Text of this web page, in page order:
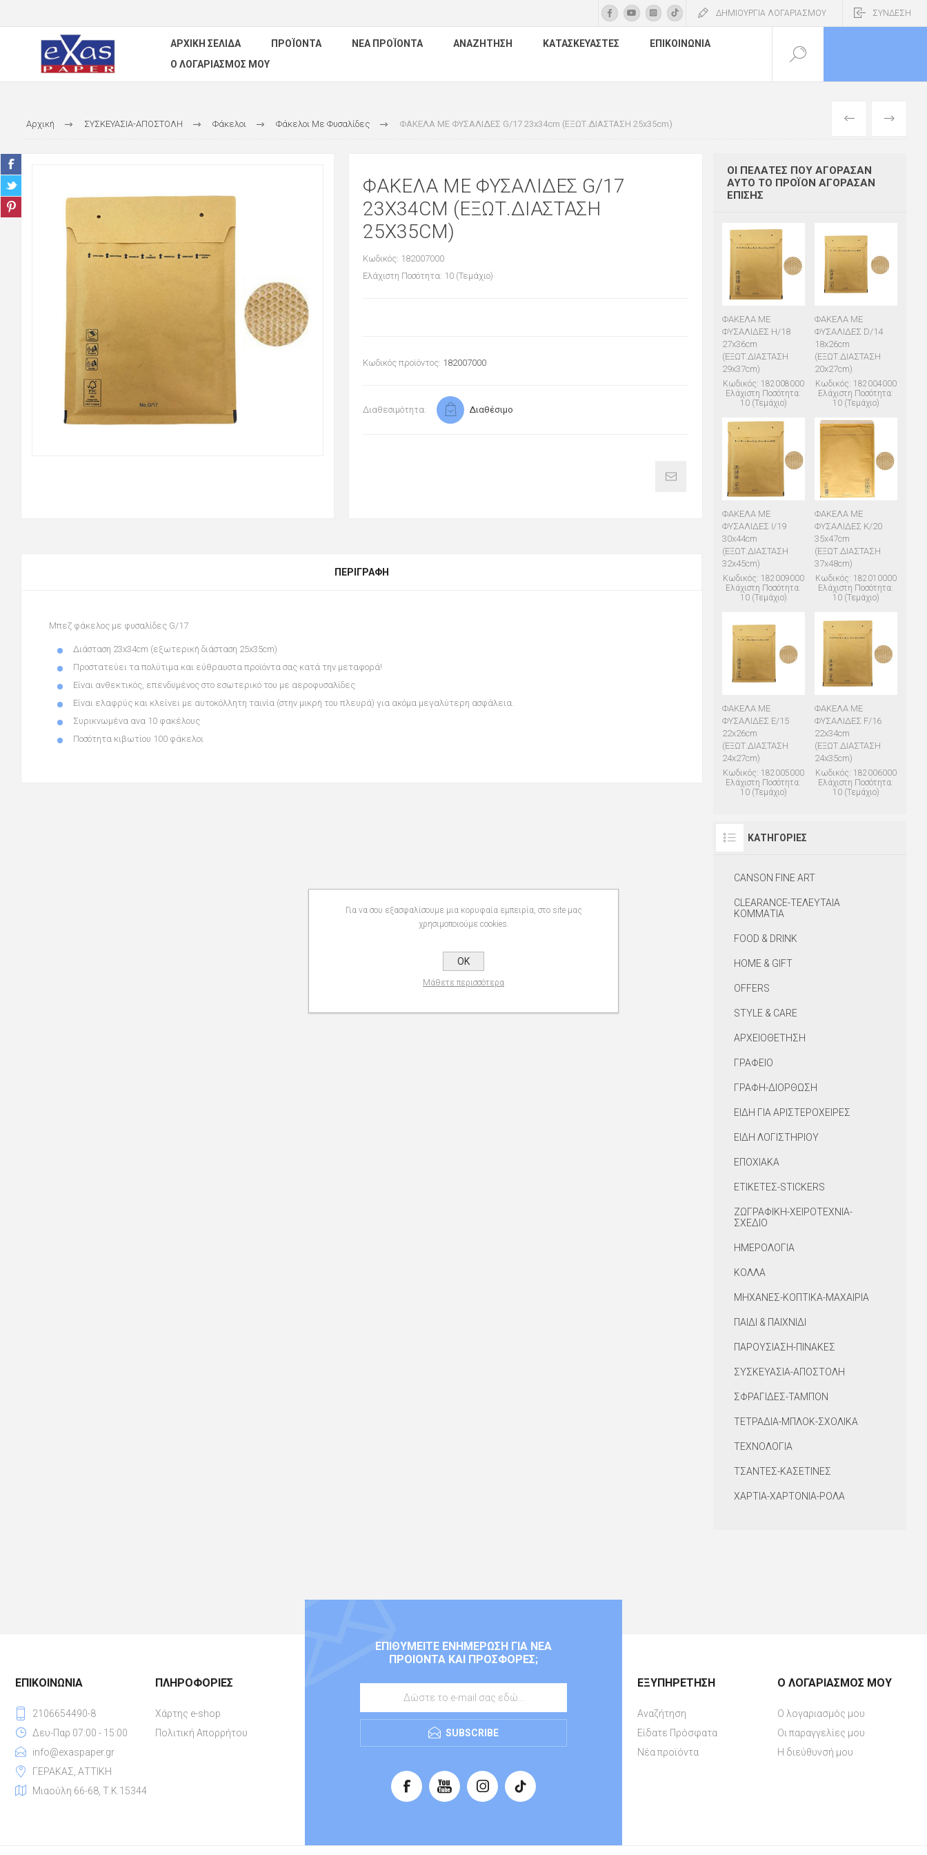
ΔΗΜΙΟΥΡΓΙΑ ΛΟΓΑΡΙΑΣΜΟΥ ΣΥΝΔΕΣΗ
ΑΡΧΙΚΉ ΣΕΛΊΔΑ ΠΡΟΪΌΝΤΑ ΝΈΑ ΠΡΟΪΌΝΤΑ ΑΝΑΖΉΤΗΣΗ ΚΑΤΑΣΚΕΥΑΣΤΈΣ
ΕΠΙΚΟΙΝΩΝΊΑ
Ο ΛΟΓΑΡΙΑΣΜΌΣ ΜΟΥ
Αρχική ΣΥΣΚΕΥΑΣΙΑ-ΑΠΟΣΤΟΛΗ Φάκελοι Φάκελοι Με Φυσαλίδες ΦΑΚΕΛΑ ΜΕ ΦΥΣΑΛΙΔΕΣ G/17 23x34cm (ΕΞΩΤ.ΔΙΑΣΤΑΣΗ 25x35cm) ΕΠΌΜΕΝΟ
ΦΑΚΕΛΑ ΜΕ ΦΥΣΑΛΙΔΕΣ G/17
23X34CM (ΕΞΩΤ.ΔΙΑΣΤΑΣΗ
25X35CM)
Κωδικός: 182007000
Ελάχιστη Ποσότητα: 10 (Τεμάχιο)
Κωδικός προϊόντος: 182007000
Διαθεσιμότητα: Διαθέσιμο
ΠΕΡΙΓΡΑΦΉ
Μπεζ φάκελος με φυσαλίδες G/17
Διάσταση 23x34cm (εξωτερική διάσταση 25x35cm)
Προστατεύει τα πολύτιμα και εύθραυστα προϊόντα σας κατά την μεταφορά!
Είναι ανθεκτικός, επενδυμένος στο εσωτερικό του με αεροφυσαλίδες
Είναι ελαφρύς και κλείνει με αυτοκόλλητη ταινία (στην μικρή του πλευρά) για ακόμα μεγαλύτερη ασφάλεια.
Συρικνωμένα ανα 10 φακέλους
Ποσότητα κιβωτίου 100 φάκελοι
ΟΙ ΠΕΛΆΤΕΣ ΠΟΥ ΑΓΌΡΑΣΑΝ
ΑΥΤΌ ΤΟ ΠΡΟΪΌΝ ΑΓΌΡΑΣΑΝ
ΕΠΊΣΗΣ
ΦΑΚΕΛΑ ΜΕ
ΦΥΣΑΛΙΔΕΣ H/18
27x36cm
(ΕΞΩΤ.ΔΙΑΣΤΑΣΗ
29x37cm)
Κωδικός: 182008000
Ελάχιστη Ποσότητα:
10 (Τεμάχιο)
ΦΑΚΕΛΑ ΜΕ
ΦΥΣΑΛΙΔΕΣ D/14
18x26cm
(ΕΞΩΤ.ΔΙΑΣΤΑΣΗ
20x27cm)
Κωδικός: 182004000
Ελάχιστη Ποσότητα:
10 (Τεμάχιο)
ΦΑΚΕΛΑ ΜΕ
ΦΥΣΑΛΙΔΕΣ I/19
30x44cm
(ΕΞΩΤ.ΔΙΑΣΤΑΣΗ
32x45cm)
Κωδικός: 182009000
Ελάχιστη Ποσότητα:
10 (Τεμάχιο)
ΦΑΚΕΛΑ ΜΕ
ΦΥΣΑΛΙΔΕΣ K/20
35x47cm
(ΕΞΩΤ.ΔΙΑΣΤΑΣΗ
37x48cm)
Κωδικός: 182010000
Ελάχιστη Ποσότητα:
10 (Τεμάχιο)
ΦΑΚΕΛΑ ΜΕ
ΦΥΣΑΛΙΔΕΣ E/15
22x26cm
(ΕΞΩΤ.ΔΙΑΣΤΑΣΗ
24x27cm)
Κωδικός: 182005000
Ελάχιστη Ποσότητα:
10 (Τεμάχιο)
ΦΑΚΕΛΑ ΜΕ
ΦΥΣΑΛΙΔΕΣ F/16
22x34cm
(ΕΞΩΤ.ΔΙΑΣΤΑΣΗ
24x35cm)
Κωδικός: 182006000
Ελάχιστη Ποσότητα:
10 (Τεμάχιο)
ΚΑΤΗΓΟΡΊΕΣ
CANSON FINE ART
CLEARANCE-ΤΕΛΕΥΤΑΙΑ
ΚΟΜΜΑΤΙΑ
FOOD & DRINK
HOME & GIFT
OFFERS
STYLE & CARE
ΑΡΧΕΙΟΘΕΤΗΣΗ
ΓΡΑΦΕΙΟ
ΓΡΑΦΗ-ΔΙΟΡΘΩΣΗ
ΕΙΔΗ ΓΙΑ ΑΡΙΣΤΕΡΟΧΕΙΡΕΣ
ΕΙΔΗ ΛΟΓΙΣΤΗΡΙΟΥ
ΕΠΟΧΙΑΚΑ
ΕΤΙΚΕΤΕΣ-STICKERS
ΖΩΓΡΑΦΙΚΗ-ΧΕΙΡΟΤΕΧΝΙΑ-
ΣΧΕΔΙΟ
ΗΜΕΡΟΛΟΓΙΑ
ΚΟΛΛΑ
ΜΗΧΑΝΕΣ-ΚΟΠΤΙΚΑ-ΜΑΧΑΙΡΙΑ
ΠΑΙΔΙ & ΠΑΙΧΝΙΔΙ
ΠΑΡΟΥΣΙΑΣΗ-ΠΙΝΑΚΕΣ
ΣΥΣΚΕΥΑΣΙΑ-ΑΠΟΣΤΟΛΗ
ΣΦΡΑΓΙΔΕΣ-ΤΑΜΠΟΝ
ΤΕΤΡΑΔΙΑ-ΜΠΛΟΚ-ΣΧΟΛΙΚΑ
ΤΕΧΝΟΛΟΓΙΑ
ΤΣΑΝΤΕΣ-ΚΑΣΕΤΙΝΕΣ
ΧΑΡΤΙΑ-ΧΑΡΤΟΝΙΑ-ΡΟΛΑ
ΕΠΙΘΥΜΕΊΤΕ ΕΝΗΜΈΡΩΣΗ ΓΙΑ ΝΈΑ
ΠΡΟΙΌΝΤΑ ΚΑΙ ΠΡΟΣΦΟΡΈΣ;
SUBSCRIBE
ΕΠΙΚΟΙΝΩΝΊΑ
2106654490-8
Δευ-Παρ 07:00 - 15:00
info@exaspaper.gr
ΓΕΡΑΚΑΣ, ΑΤΤΙΚΗ
Μιαούλη 66-68, Τ.Κ.15344
ΠΛΗΡΟΦΟΡΊΕΣ
Χάρτης e-shop
Πολιτική Απορρήτου
ΕΞΥΠΗΡΈΤΗΣΗ
Αναζήτηση
Είδατε Πρόσφατα
Νέα προϊόντα
Ο ΛΟΓΑΡΙΑΣΜΌΣ ΜΟΥ
Ο λογαριασμός μου
Οι παραγγελίες μου
Η διεύθυνσή μου
Για να σου εξασφαλίσουμε μια κορυφαία εμπειρία, στο site μας
χρησιμοποιούμε cookies.
OK
Μάθετε περισσότερα